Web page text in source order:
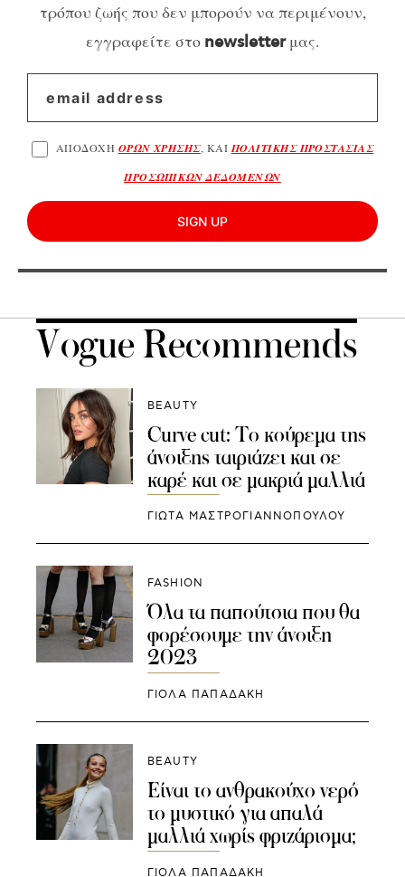
τρόπου ζωής που δεν μπορούν να περιμένουν,
εγγραφείτε στο newsletterμας.
ΑΠΟΔΟΧΗ ΟΡΩΝ ΧΡΗΣΗΣ, ΚΑΙ ΠΟΛΙΤΙΚΗΣ ΠΡΟΣΤΑΣΙΑΣ
ΠΡΟΣΩΠΙΚΩΝ ΔΕΔΟΜΕΝΩΝ
SIGN UP
Vogue Recommends
BEAUTY
Curve cut: Το κούρεμα της
άνοιξης ταιριάζει και σε
καρέ και σε μακριά μαλλιά
ΓΙΩΤΑ ΜΑΣΤΡΟΓΙΑΝΝΟΠΟΥΛΟΥ
FASHION
Όλα τα παπούτσια που θα
φορέσουμε την άνοιξη
2023
ΓΙΌΛΑ ΠΑΠΑΔΆΚΗ
BEAUTY
Είναι το ανθρακούχο νερό
το μυστικό για απαλά
μαλλιά χωρίς φριζάρισμα;
ΓΙΌΛΑ ΠΑΠΑΔΆΚΗ